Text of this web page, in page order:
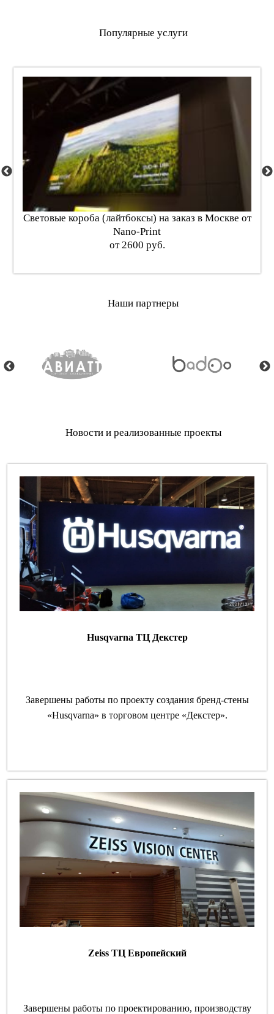
Популярные услуги
Световые короба (лайтбоксы) на заказ в Москве от
Nano-Print
от 2600 руб.
Наши партнеры
Новости и реализованные проекты
Husqvarna ТЦ Декстер
Завершены работы по проекту создания бренд-стены
«Husqvarna» в торговом центре «Декстер».
Zeiss ТЦ Европейский
Завершены работы по проектированию, производству